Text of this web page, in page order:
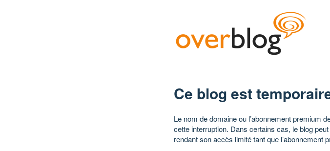
Ce blog est
Le nom de domaine ou l’abonnement premium
cette interruption. Dans certains cas, le blog
rendant son accès limité tant que l’abonnement